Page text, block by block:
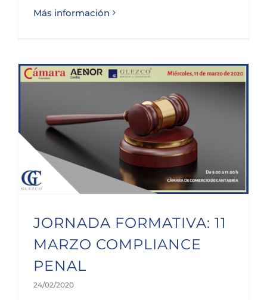
Más información
JORNADA FORMATIVA: 11
MARZO COMPLIANCE
PENAL
24/02/2020